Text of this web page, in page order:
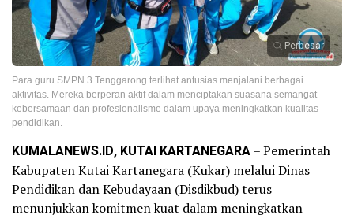
Perbesar
Para guru SMPN 3 Tenggarong terlihat antusias menjalani berbagai
aktivitas. Mereka berperan aktif dalam menciptakan suasana semangat
kebersamaan dan profesionalisme dalam upaya meningkatkan kualitas
pendidikan.
KUMALANEWS.ID, KUTAI KARTANEGARA– Pemerintah
Kabupaten Kutai Kartanegara (Kukar) melalui Dinas
Pendidikan dan Kebudayaan (Disdikbud) terus
menunjukkan komitmen kuat dalam meningkatkan